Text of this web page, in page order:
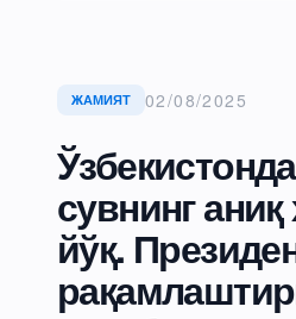
ЖАМИЯТ 02/08/2025
сувнинг
йўқ.